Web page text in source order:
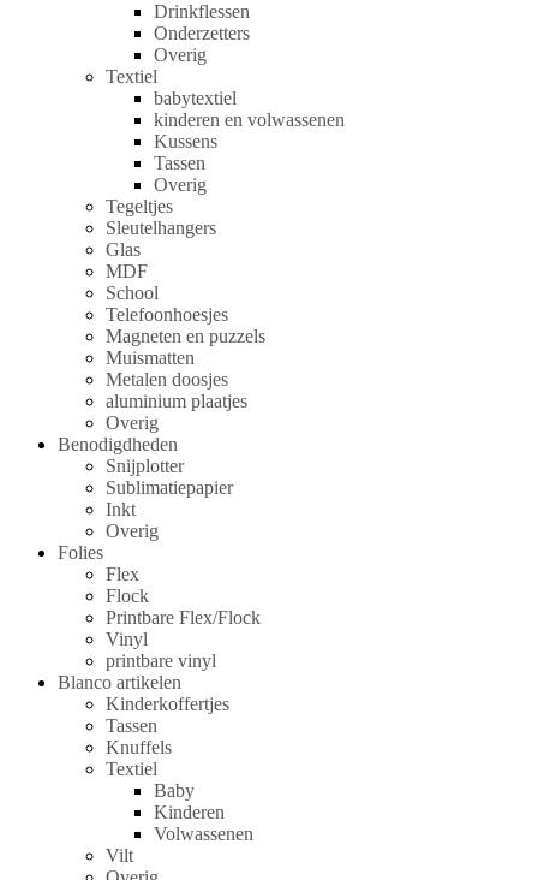
Drinkflessen
Onderzetters
Overig
Textiel
babytextiel
kinderen en volwassenen
Kussens
Tassen
Overig
Tegeltjes
Sleutelhangers
Glas
MDF
School
Telefoonhoesjes
Magneten en puzzels
Muismatten
Metalen doosjes
aluminium plaatjes
Overig
Benodigdheden
Snijplotter
Sublimatiepapier
Inkt
Overig
Folies
Flex
Flock
Printbare Flex/Flock
Vinyl
printbare vinyl
Blanco artikelen
Kinderkoffertjes
Tassen
Knuffels
Textiel
Baby
Kinderen
Volwassenen
Vilt